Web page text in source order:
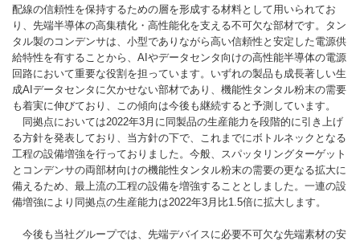
配線の信頼性を保持するための層を形成する材料として用いられてお
り、先端半導体の高集積化・高性能化を支える不可欠な部材です。タン
タル製のコンデンサは、小型でありながら高い信頼性と安定した電源供
給特性を有することから、AIやデータセンタ向けの高性能半導体の電源
回路において重要な役割を担っています。いずれの製品も成長著しい生
成AIデータセンタに欠かせない部材であり、機能性タンタル粉末の需要
も着実に伸びており、この傾向は今後も継続すると予測しています。
同拠点においては2022年3月に同製品の生産能力を段階的に引き上げ
る方針を発表しており、当方針の下で、これまでにボトルネックとなる
工程の設備増強を行っておりました。今般、スパッタリングターゲット
とコンデンサの両部材向けの機能性タンタル粉末の需要の更なる拡大に
備えるため、最上流の工程の設備を増強することとしました。一連の設
備増強により同拠点の生産能力は2022年3月比1.5倍に拡大します。
今後も当社グループでは、先端デバイスに必要不可欠な先端素材の安